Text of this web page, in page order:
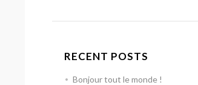
RECENT POSTS
Bonjour tout le monde !